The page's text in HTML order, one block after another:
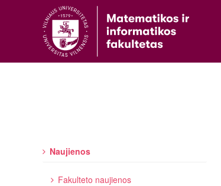
Naujienos
Fakulteto naujienos